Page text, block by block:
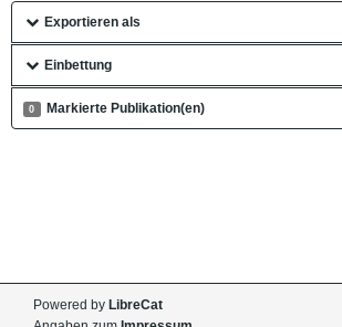
Exportieren als
Einbettung
0 Markierte Publikation(en)
Powered by LibreCat